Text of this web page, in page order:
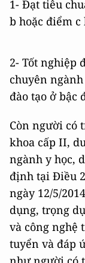
1- Đạt tiêu
b hoặc điểm
2- Tốt nghiệp
chuyên
đào tạo ở bậc
Còn người có
khoa cấp II,
ngành y học,
định tại Điều
ngày 12/5/
dụng, trọng
và công nghệ
tuyển và đáp